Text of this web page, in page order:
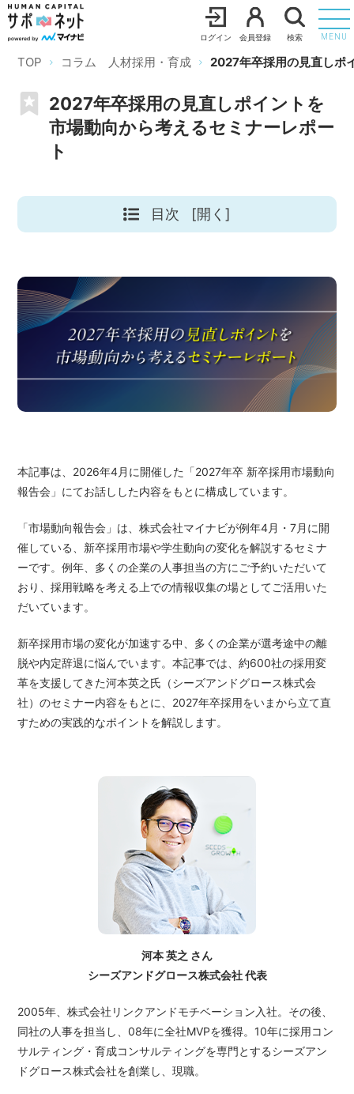
ログイン 会員登録 検索 MENU
TOP コラム 人材採用・育成 2027年卒採用の見直しポ
2027年卒採用の見直しポイントを
市場動向から考えるセミナーレポー
ト
目次 [開く]
本記事は、2026年4月に開催した「2027年卒 新卒採用市場動向
報告会」にてお話しした内容をもとに構成しています。
「市場動向報告会」は、株式会社マイナビが例年4月・7月に開
催している、新卒採用市場や学生動向の変化を解説するセミナ
ーです。例年、多くの企業の人事担当の方にご予約いただいて
おり、採用戦略を考える上での情報収集の場としてご活用いた
だいています。
新卒採用市場の変化が加速する中、多くの企業が選考途中の離
脱や内定辞退に悩んでいます。本記事では、約600社の採用変
革を支援してきた河本英之氏（シーズアンドグロース株式会
社）のセミナー内容をもとに、2027年卒採用をいまから立て直
すための実践的なポイントを解説します。
河本 英之 さん
シーズアンドグロース株式会社 代表
2005年、株式会社リンクアンドモチベーション入社。その後、
同社の人事を担当し、08年に全社MVPを獲得。10年に採用コン
サルティング・育成コンサルティングを専門とするシーズアン
ドグロース株式会社を創業し、現職。